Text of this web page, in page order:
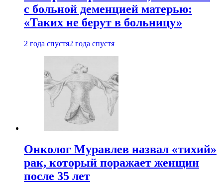
с больной деменцией матерью:
«Таких не берут в больницу»
2 года спустя2 года спустя
Онколог Муравлев назвал «тихий»
рак, который поражает женщин
после 35 лет